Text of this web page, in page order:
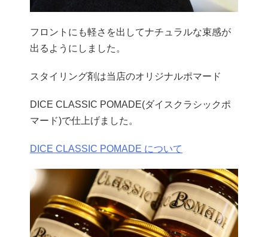
フロントにも軽さを出してナチュラルな束感が
出るようにしました。
スタイリング剤は当店のオリジナルポマード
DICE CLASSIC POMADE(ダイスクラシックポ
マード)で仕上げました。
DICE CLASSIC POMADE について